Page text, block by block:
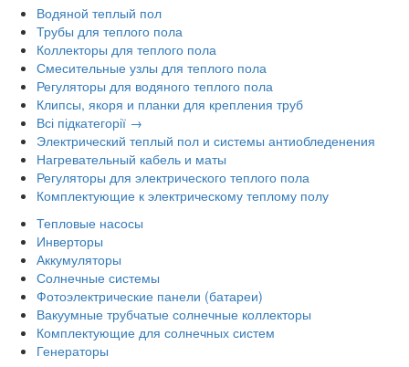
Водяной теплый пол
Трубы для теплого пола
Коллекторы для теплого пола
Смесительные узлы для теплого пола
Регуляторы для водяного теплого пола
Клипсы, якоря и планки для крепления труб
Всі підкатегорії →
Электрический теплый пол и системы антиобледенения
Нагревательный кабель и маты
Регуляторы для электрического теплого пола
Комплектующие к электрическому теплому полу
Тепловые насосы
Инверторы
Аккумуляторы
Солнечные системы
Фотоэлектрические панели (батареи)
Вакуумные трубчатые солнечные коллекторы
Комплектующие для солнечных систем
Генераторы